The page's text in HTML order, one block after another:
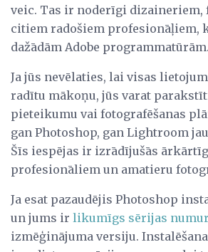
veic. Tas ir noderīgi dizaineriem,
citiem radošiem profesionāļiem,
dažādām Adobe programmatūrām.
Ja jūs nevēlaties, lai visas
radītu mākoņu, jūs varat
pieteikumu vai fotografēšanas
gan Photoshop, gan Lightroom
Šīs iespējas ir izrādījušās
profesionāliem un amatieru
Ja esat pazaudējis Photoshop
un jums ir likumīgs sērijas
izmēģinājuma versiju.